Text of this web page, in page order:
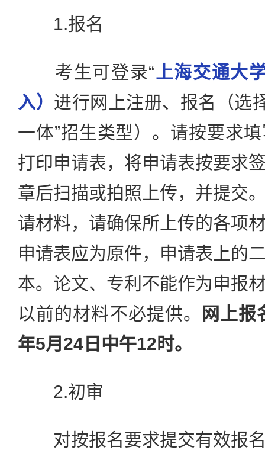
1.报名
考生可登录“上海交通大
入） 进行网上注册、报名（选
一体”招生类型）。请按要求
打印申请表，将申请表按要求
章后扫描或拍照上传，并提交
请材料，请确保所上传的各项
申请表应为原件，申请表上的
本。论文、专利不能作为申报
以前的材料不必提供。
网上报
年5月24日中午12时。
2.初审
对按报名要求提交有效报名